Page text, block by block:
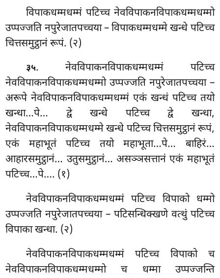
विपाकधम्मधम्मं पटिच्च नेवविपाकनविपाकधम्मधम्मो
उप्पज्जति नपुरेजातपच्चया – विपाकधम्मधम्मे खन्धे पटिच्च
चित्तसमुट्ठानं रूपं. (२)
३५. नेवविपाकनविपाकधम्मधम्मं पटिच्च
नेवविपाकनविपाकधम्मधम्मो उप्पज्जति नपुरेजातपच्चया –
अरूपे नेवविपाकनविपाकधम्मधम्मं एकं खन्धं पटिच्च तयो
खन्धा…पे… द्वे खन्धे पटिच्च द्वे खन्धा,
नेवविपाकनविपाकधम्मधम्मे खन्धे पटिच्च चित्तसमुट्ठानंरूपं,
एकं महाभूतं पटिच्च तयो महाभूता…पे… बाहिरं…
आहारसमुट्ठानं… उतुसमुट्ठानं… असञ्ञसत्तानं एकं महाभूतं
पटिच्च…पे…. (१)
नेवविपाकनविपाकधम्मधम्मं पटिच्च विपाको धम्मो
उप्पज्जति नपुरेजातपच्चया – पटिसन्धिक्खणे वत्थुं पटिच्च
विपाका खन्धा. (२)
नेवविपाकनविपाकधम्मधम्मं पटिच्च विपाको च
नेवविपाकनविपाकधम्मधम्मो च धम्मा उप्पज्जन्ति